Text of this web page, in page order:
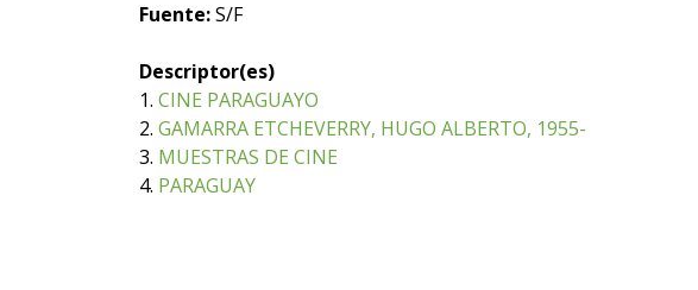
Fuente:S/F
Descriptor(es)
1. CINE PARAGUAYO
2. GAMARRA ETCHEVERRY, HUGO ALBERTO, 1955-
3. MUESTRAS DE CINE
4. PARAGUAY